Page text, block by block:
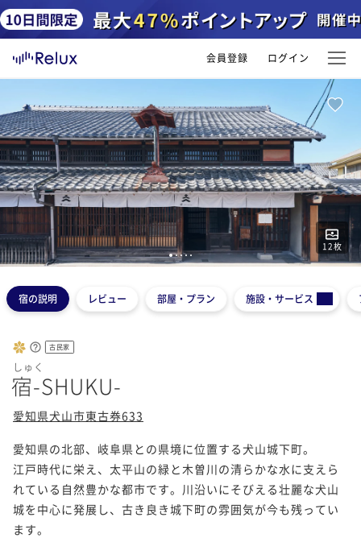
会員登録 ログイン
12枚
1234 5
宿の説明 レビュー 部屋・プラン 施設・サービス
古民家
しゅく
宿-SHUKU-
愛知県犬山市東古券633
愛知県の北部、岐阜県との県境に位置する犬山城下町。
江戸時代に栄え、太平山の緑と木曽川の清らかな水に支えら
れている自然豊かな都市です。川沿いにそびえる壮麗な犬山
城を中心に発展し、古き良き城下町の雰囲気が今も残ってい
ます。